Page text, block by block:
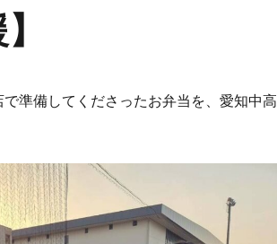
準備してくださったお弁当を、愛知中高